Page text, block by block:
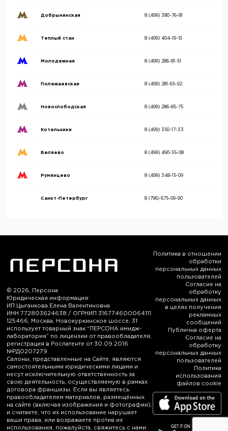
Добрынинская 8 (499) 380-76-81
Теплый стан 8 (499) 404-19-51
Молодежная 8 (499) 286-81-51
Полежаевская 8 (499) 281-65-92
Новослободская 8 (499) 286-85-75
Котельники 8 (499) 350-17-33
Беляево 8 (499) 490-55-08
Румянцево 8 (499) 348-15-09
Санкт-Петербург 8 (796) 675-09-90
© 2026, Персона
Юридическая информация:
ИП Цыганкова Елена Валентиновна
ИНН 772803624638 / ОГРНИП 316774600064111
125466, Москва, Новокуркинское шоссе, 31
использует товарный знак “ПЕРСОНА имидж-
лаборатория” по лицензии от правообладателя,
регистрация в Роспатенте от 30.09.2016
№РД0207279
Салоны, представленные на Сайте, являются
самостоятельными юридическими лицами и
несут исключительную ответственность за
свою деятельность, осуществляемую в рамках
договора франшизы. Если вы являетесь
правообладателем материалов, размещённых
на сайте (включая изображения и фотографии),
и считаете, что их использование нарушает
ваши права, или возражаете против их
использования, пожалуйста, свяжитесь с нами:
Политика в отношении
обработки
персональных данных
пользователей
Согласие на
обработку
персональных данных
в целях получения
рекламных
сообщений
Публична оферта
Согласие на
обработку
персональных данных
пользователей
Политика
использования
файлов cookie